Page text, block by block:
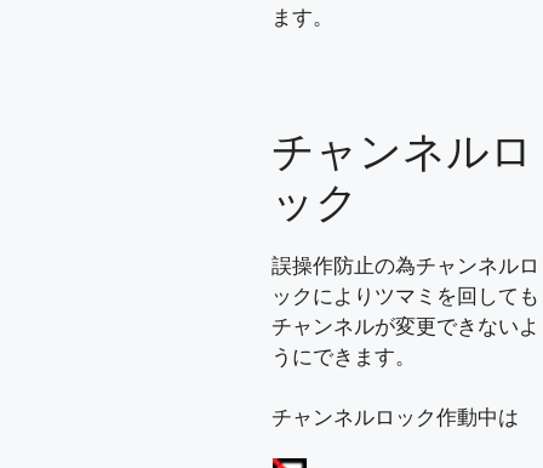
ます。
チャンネルロ
ック
誤操作防止の為チャンネルロ
ックによりツマミを回しても
チャンネルが変更できないよ
うにできます。
チャンネルロック作動中は